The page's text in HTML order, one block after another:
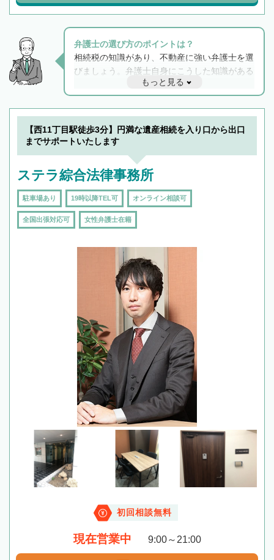
弁護士の選び方のポイントは？
相続税の知識があり、不動産に強い弁護士を選
びましょう。弁護士自身にこうした知識がある
と他士業との連携もスムーズに進み、トラブル
解決のみならず相続をトータルで任せることが
できます。また、相続は感情がからむ分野なの
でフィーリングも重要です。実際に電話や面談
で複数の弁護士と会話をしてウマが合う方に依
もっと見る
【西11丁目駅徒歩3分】円満な遺産相続を入り口から出口
までサポートいたします
ステラ綜合法律事務所
駐車場あり 19時以降TEL可 オンライン相談可
全国出張対応可 女性弁護士在籍
初回相談無料
現在営業中 9:00～21:00